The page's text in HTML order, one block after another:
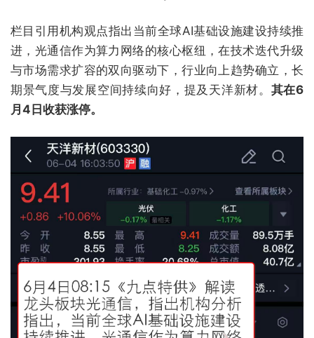
栏目引用机构观点指出当前全球AI基础设施建设持续推
进，光通信作为算力网络的核心枢纽，在技术迭代升级
与市场需求扩容的双向驱动下，行业向上趋势确立，长
期景气度与发展空间持续向好，提及天洋新材。 其在6
月4日收获涨停。